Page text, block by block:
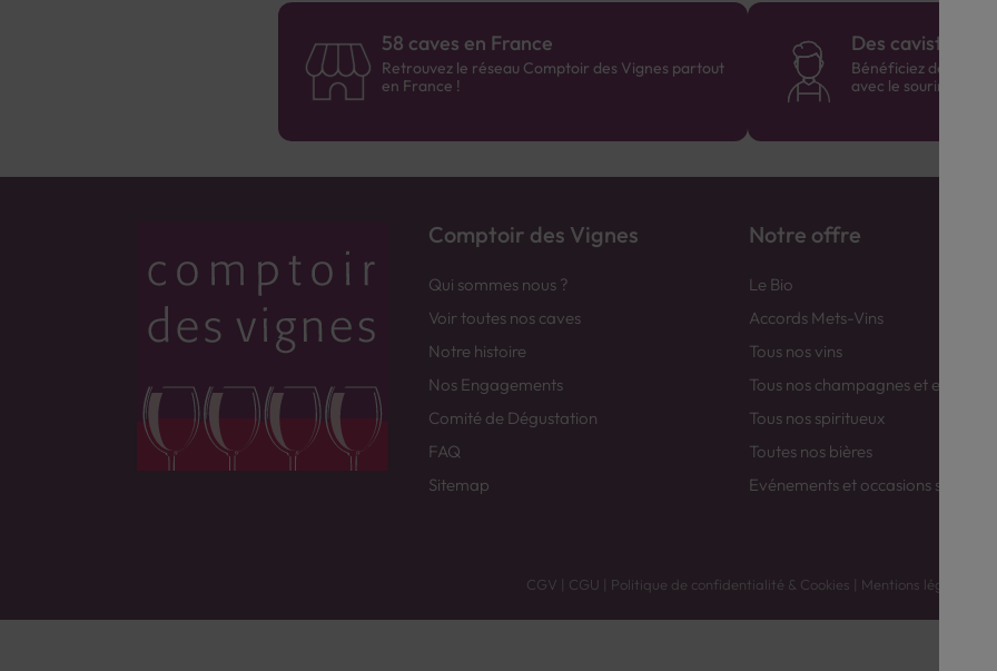
58 caves en France
Retrouvez le réseau Comptoir des Vignes partout
en France !
Des cavistes à
Bénéficiez de
avec le sourire :)
Comptoir des Vignes
Qui sommes nous ?
Voir toutes nos caves
Notre histoire
Nos Engagements
Comité de Dégustation
FAQ
Sitemap
Notre offre
Le Bio
Accords Mets-Vins
Tous nos vins
Tous nos champagnes et
Tous nos spiritueux
Toutes nos bières
Evénements et occasions spéciales
CGV | CGU | Politique de confidentialité & Cookies | Mentions légales